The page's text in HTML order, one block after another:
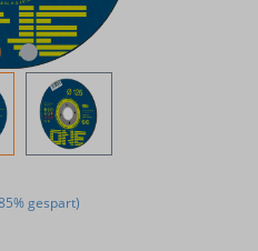
gespart)